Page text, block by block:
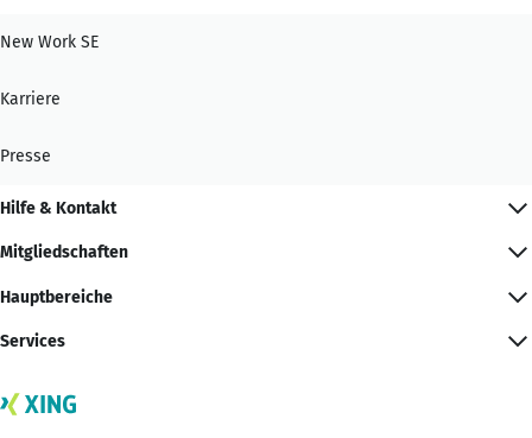
New Work SE
Karriere
Presse
Hilfe & Kontakt
Mitgliedschaften
Hauptbereiche
Services